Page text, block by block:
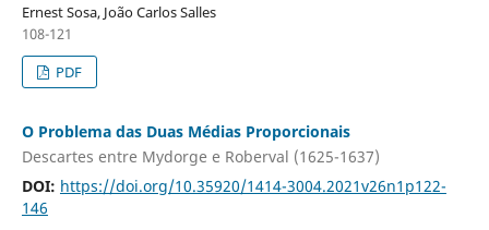
Ernest Sosa, João Carlos Salles
108-121
PDF
O Problema das Duas Médias Proporcionais
Descartes entre Mydorge e Roberval (1625-1637)
DOI: https://doi.org/10.35920/1414-3004.2021v26n1p122-
146